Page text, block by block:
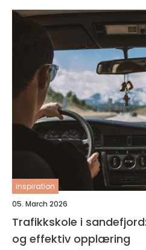
inspiration
05. March 2026
Trafikkskole i
og effektiv opplæring